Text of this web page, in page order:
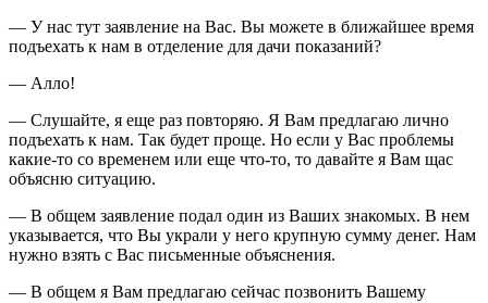
— У нас тут заявление на Вас. Вы можете в ближайшее время
подъехать к нам в отделение для дачи показаний?
— Алло!
— Слушайте, я еще раз повторяю. Я Вам предлагаю лично
подъехать к нам. Так будет проще. Но если у Вас проблемы
какие-то со временем или еще что-то, то давайте я Вам щас
объясню ситуацию.
— В общем заявление подал один из Ваших знакомых. В нем
указывается, что Вы украли у него крупную сумму денег. Нам
нужно взять с Вас письменные объяснения.
— В общем я Вам предлагаю сейчас позвонить Вашему